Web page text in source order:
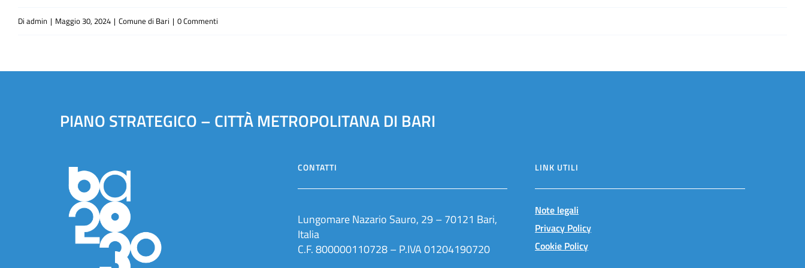
Di admin | Maggio 30, 2024 | Comune di Bari | 0 Commenti
PIANO STRATEGICO – CITTÀ METROPOLITANA DI BARI
CONTATTI
Lungomare Nazario Sauro, 29 – 70121 Bari,
Italia
C.F. 800000110728 – P.IVA 01204190720
LINK UTILI
Note legali
Privacy Policy
Cookie Policy